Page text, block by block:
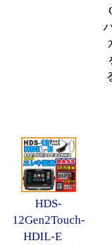
HDS-
12Gen2Touch-
HDIL-E